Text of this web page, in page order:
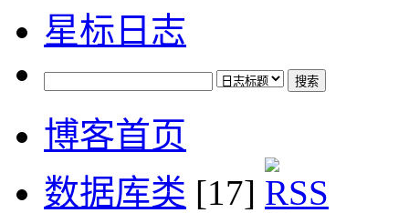
星标日志
博客首页
数据库类 [17]